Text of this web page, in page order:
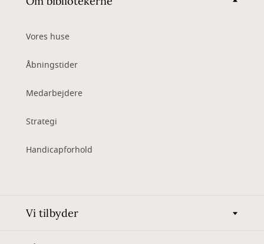
Vores huse
Åbningstider
Medarbejdere
Strategi
Handicapforhold
Vi tilbyder